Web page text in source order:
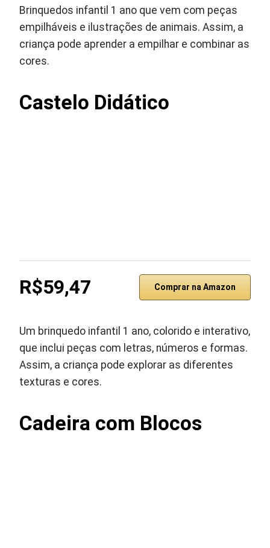
Brinquedos infantil 1 ano que vem com peças
empilháveis e ilustrações de animais. Assim, a
criança pode aprender a empilhar e combinar as
cores.
Castelo Didático
R$59,47 Comprar na Amazon
Um brinquedo infantil 1 ano, colorido e interativo,
que inclui peças com letras, números e formas.
Assim, a criança pode explorar as diferentes
texturas e cores.
Cadeira com Blocos